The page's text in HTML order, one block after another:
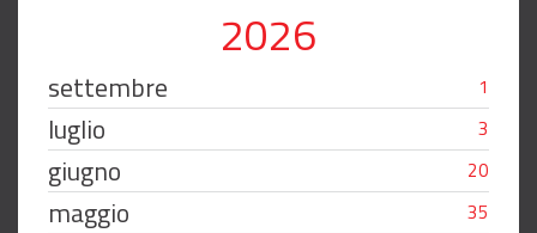
2026
settembre 1
luglio 3
giugno 20
maggio 35